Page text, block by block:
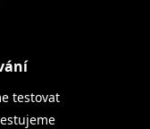
testovat